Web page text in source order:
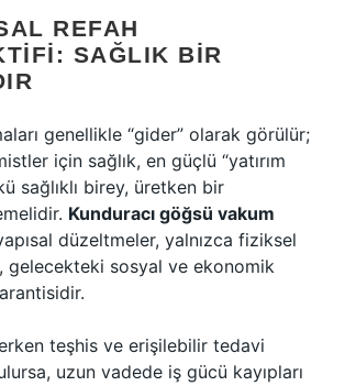
REFAH
SAĞLIK BIR
genellikle “gider” olarak görülür;
için sağlık, en güçlü “yatırım
sağlıklı birey, üretken bir
Kunduracı göğsü vakum
düzeltmeler, yalnızca fiziksel
gelecekteki sosyal ve ekonomik
teşhis ve erişilebilir tedavi
uzun vadede iş gücü kayıpları